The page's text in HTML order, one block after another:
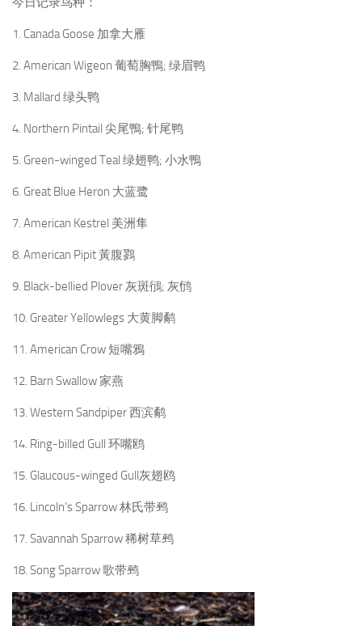
1. Canada Goose 加拿大雁
2. American Wigeon 葡萄胸鴨; 绿眉鸭
3. Mallard 绿头鸭
4. Northern Pintail 尖尾鴨; 针尾鸭
5. Green-winged Teal 绿翅鸭; 小水鴨
6. Great Blue Heron 大蓝鹭
7. American Kestrel 美洲隼
8. American Pipit 黃腹鷚
9. Black-bellied Plover 灰斑鴴; 灰鸻
10. Greater Yellowlegs 大黄脚鹬
11. American Crow 短嘴鴉
12. Barn Swallow 家燕
13. Western Sandpiper 西滨鹬
14. Ring-billed Gull 环嘴鸥
15. Glaucous-winged Gull灰翅鸥
16. Lincoln’s Sparrow 林氏带鹀
17. Savannah Sparrow 稀树草鹀
18. Song Sparrow 歌带鹀